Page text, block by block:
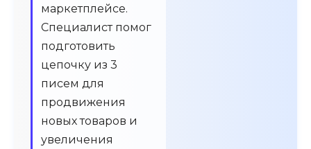
маркетплейсе.
Специалист помог
подготовить
цепочку из 3
писем для
продвижения
новых товаров и
увеличения